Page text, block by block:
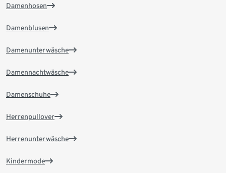
Damenhosen
Damenblusen
Damenunterwäsche
Damennachtwäsche
Damenschuhe
Herrenpullover
Herrenunterwäsche
Kindermode